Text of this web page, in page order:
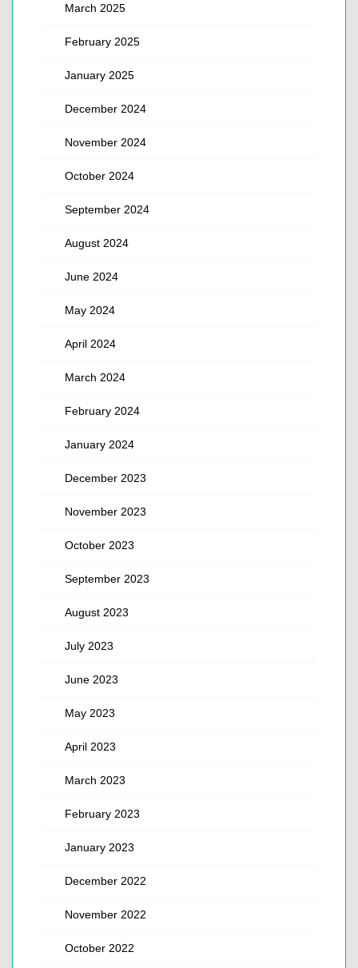
March 2025
February 2025
January 2025
December 2024
November 2024
October 2024
September 2024
August 2024
June 2024
May 2024
April 2024
March 2024
February 2024
January 2024
December 2023
November 2023
October 2023
September 2023
August 2023
July 2023
June 2023
May 2023
April 2023
March 2023
February 2023
January 2023
December 2022
November 2022
October 2022